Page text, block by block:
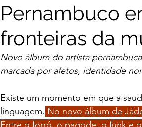
Pernambuco
fronteiras da
Novo álbum do artista
marcada por afetos, identidade
Existe um momento em que a
linguagem. No novo álbum de